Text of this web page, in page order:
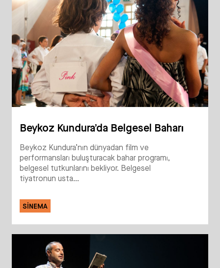
Beykoz Kundura’da Belgesel Baharı
Beykoz Kundura’nın dünyadan film ve
performansları buluşturacak bahar programı,
belgesel tutkunlarını bekliyor. Belgesel
tiyatronun usta...
SINEMA